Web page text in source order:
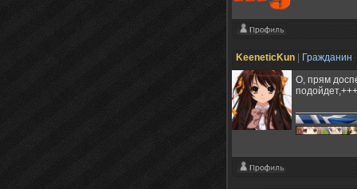
KeeneticKun Гражданин
О, прям